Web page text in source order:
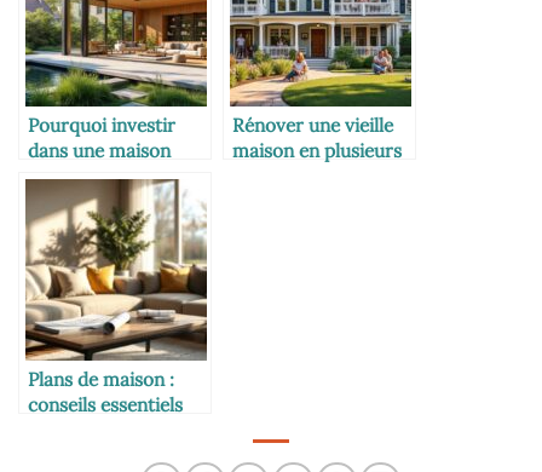
Pourquoi investir
dans une maison
évolutive
Rénover une vieille
maison en plusieurs
Plans de maison :
conseils essentiels